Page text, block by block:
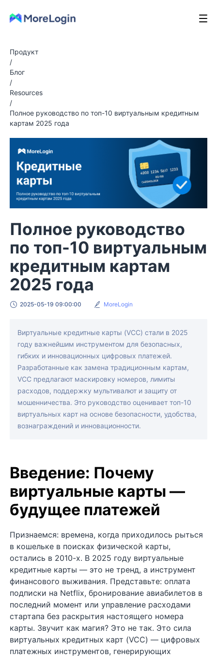
Продукт
/
Блог
/
Resources
/
Полное руководство по топ-10 виртуальным кредитным
картам 2025 года
Полное руководство
по топ-10 виртуальным
кредитным картам
2025 года
2025-05-19 09:00:00 MoreLogin
Виртуальные кредитные карты (VCC) стали в 2025
году важнейшим инструментом для безопасных,
гибких и инновационных цифровых платежей.
Разработанные как замена традиционным картам,
VCC предлагают маскировку номеров, лимиты
расходов, поддержку мультивалют и защиту от
мошенничества. Это руководство оценивает топ-10
виртуальных карт на основе безопасности, удобства,
вознаграждений и инновационности.
Введение: Почему
виртуальные карты —
будущее платежей
Признаемся: времена, когда приходилось рыться
в кошельке в поисках физической карты,
остались в 2010-х. В 2025 году виртуальные
кредитные карты — это не тренд, а инструмент
финансового выживания. Представьте: оплата
подписки на Netflix, бронирование авиабилетов в
последний момент или управление расходами
стартапа без раскрытия настоящего номера
карты. Звучит как магия? Это не так. Это сила
виртуальных кредитных карт (VCC) — цифровых
платежных инструментов, генерирующих